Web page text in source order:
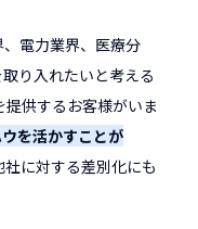
電力業界、医療分
り入れたいと考える
供するお客様がいま
を活かすことが
社に対する差別化にも